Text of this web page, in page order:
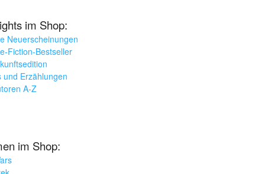
im Shop:
Neuerscheinungen
Fiction-Bestseller
und Erzählungen
A-Z
im Shop: